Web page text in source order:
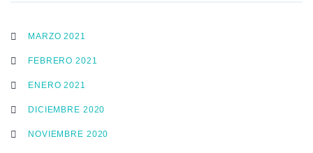
MARZO 2021
FEBRERO 2021
ENERO 2021
DICIEMBRE 2020
NOVIEMBRE 2020